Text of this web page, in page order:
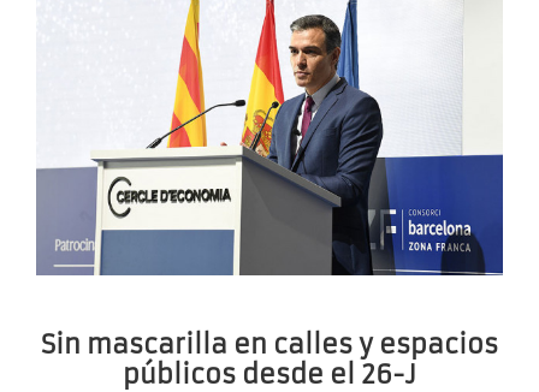
Sin mascarilla en calles y espacios
públicos desde el 26-J